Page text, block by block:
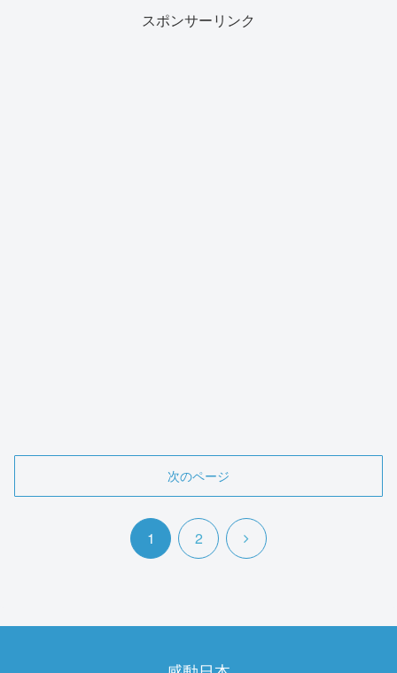
スポンサーリンク
次のページ
1 2
次